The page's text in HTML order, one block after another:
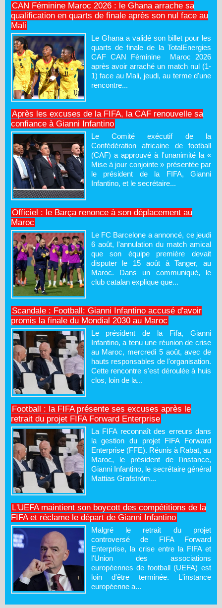
CAN Féminine Maroc 2026 : le Ghana arrache sa
qualification en quarts de finale après son nul face au
Mali
Le Ghana a validé son billet pour les
quarts de finale de la TotalEnergies
CAF CAN Féminine Maroc 2026
après avoir arraché un match nul (1-
1) face au Mali, jeudi, au terme d'une
rencontre...
Après les excuses de la FIFA, la CAF renouvelle sa
confiance à Gianni Infantino
Le Comité exécutif de la
Confédération africaine de football
(CAF) a approuvé à l'unanimité la «
Mise à jour conjointe » présentée par
le président de la FIFA, Gianni
Infantino, et le secrétaire...
Officiel : le Barça renonce à son déplacement au
Maroc
Le FC Barcelone a annoncé, ce jeudi
6 août, l'annulation du match amical
que son équipe première devait
disputer le 15 août à Tanger, au
Maroc. Dans un communiqué, le
club catalan explique que...
Scandale : Football: Gianni Infantino accusé d'avoir
promis la finale du Mondial 2030 au Maroc
Le président de la Fifa, Gianni
Infantino, a tenu une réunion de crise
au Maroc, mercredi 5 août, avec de
hauts responsables de l'organisation.
Cette rencontre s'est déroulée à huis
clos, loin de la...
Football : la FIFA présente ses excuses après le
retrait du projet FIFA Forward Enterprise
La FIFA reconnaît des erreurs dans
la gestion du projet FIFA Forward
Enterprise (FFE). Réunis à Rabat, au
Maroc, le président de l'instance,
Gianni Infantino, le secrétaire général
Mattias Grafström...
L'UEFA maintient son boycott des compétitions de la
FIFA et réclame le départ de Gianni Infantino
Malgré le retrait du projet
controversé de FIFA Forward
Enterprise, la crise entre la FIFA et
l'Union des associations
européennes de football (UEFA) est
loin d'être terminée. L'instance
européenne a...